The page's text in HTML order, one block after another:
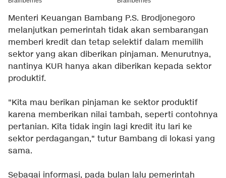
Menteri Keuangan Bambang P.S. Brodjonegoro
melanjutkan pemerintah tidak akan sembarangan
memberi kredit dan tetap selektif dalam memilih
sektor yang akan diberikan pinjaman. Menurutnya,
nantinya KUR hanya akan diberikan kepada sektor
produktif.
"Kita mau berikan pinjaman ke sektor produktif
karena memberikan nilai tambah, seperti contohnya
pertanian. Kita tidak ingin lagi kredit itu lari ke
sektor perdagangan," tutur Bambang di lokasi yang
sama.
Sebagai informasi, pada bulan lalu pemerintah